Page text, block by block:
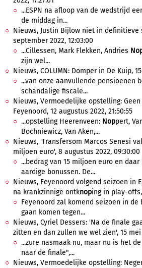
...ESPN na afloop van de wedstrijd
de middag in...
Nieuws, Justin Bijlow niet in definitieve
september 2022, 12:03:00
...Cillessen, Mark Flekken, Andries
zijn wel...
Nieuws, COLUMN: Domper in De Kuip,
...van onze aanvullende pensioenen
schandalige fiscale...
Nieuws, Vermoedelijke opstelling:
Feyenoord, 12 augustus 2022, 21:50:55
...opstelling Heerenveen: Noppert,
Bochniewicz, Van Aken,...
Nieuws, 'Transfersom Marcos Senesi
miljoen euro', 8 augustus 2022, 09:30:00
...bedrag van 15 miljoen euro en daar
aardige bonussen. De...
Nieuws, Feyenoord volgend seizoen in
na krankzinnige ontknoping in play-offs,
Feyenoord zal komend seizoen in
gaan komen tegen...
Nieuws, Cyriel Dessers: 'Na de finale
zitten en dan zullen we wel zien', 15 mei
...zure nasmaak nu, maar nu is het
naar de finale",...
Nieuws, Vermoedelijke opstelling: